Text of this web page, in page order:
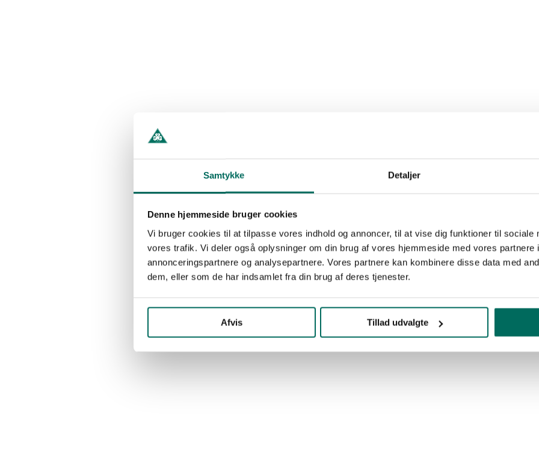
Samtykke Detaljer
Denne hjemmeside bruger cookies
Vi bruger cookies til at tilpasse vores indhold og annoncer, til at vise dig funktioner til sociale
vores trafik. Vi deler også oplysninger om din brug af vores hjemmeside med vores partnere
annonceringspartnere og analysepartnere. Vores partnere kan kombinere disse data med
dem, eller som de har indsamlet fra din brug af deres tjenester.
Afvis Tillad udvalgte